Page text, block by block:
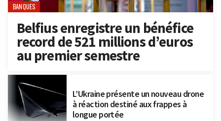
BANQUES
Belfius enregistre un bénéfice
record de 521 millions d’euros
au premier semestre
L’Ukraine présente un nouveau drone
à réaction destiné aux frappes à
longue portée